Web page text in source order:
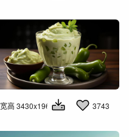
宽高 3430x1960
3743